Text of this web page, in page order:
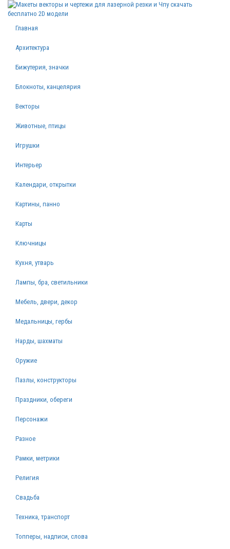
Главная
Архитектура
Бижутерия, значки
Блокноты, канцелярия
Векторы
Животные, птицы
Игрушки
Интерьер
Календари, открытки
Картины, панно
Карты
Ключницы
Кухня, утварь
Лампы, бра, светильники
Мебель, двери, декор
Медальницы, гербы
Нарды, шахматы
Оружие
Пазлы, конструкторы
Праздники, обереги
Персонажи
Разное
Рамки, метрики
Религия
Свадьба
Техника, транспорт
Топперы, надписи, слова